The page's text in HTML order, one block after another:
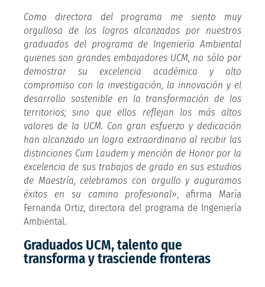
Como directora del programa me siento muy
orgullosa de los logros alcanzados por nuestros
graduados del programa de Ingeniería Ambiental
quienes son grandes embajadores UCM, no sólo por
demostrar su excelencia académica y alto
compromiso con la investigación, la innovación y el
desarrollo sostenible en la transformación de los
territorios; sino que ellos reflejan los más altos
valores de la UCM. Con gran esfuerzo y dedicación
han alcanzado un logro extraordinario al recibir las
distinciones Cum Laudem y mención de Honor por la
excelencia de sus trabajos de grado en sus estudios
de Maestría, celebramos con orgullo y auguramos
éxitos en su camino profesional», afirma María
Fernanda Ortiz, directora del programa de Ingeniería
Ambiental.
Graduados UCM, talento que
transforma y trasciende fronteras